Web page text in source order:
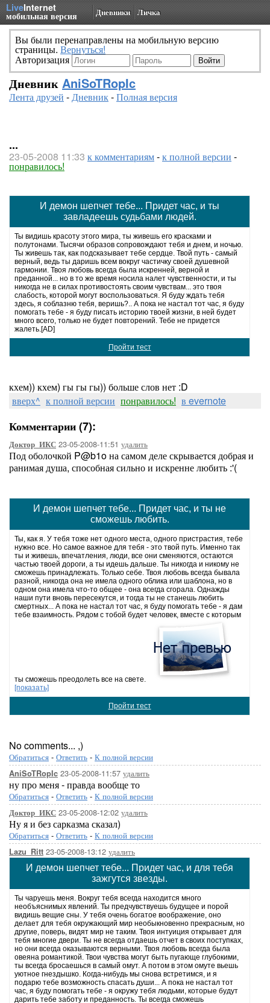
LiveInternet
мобильная версия Дневники Личка
Вы были перенаправлены на мобильную версию
страницы. Вернуться!
Авторизация
Дневник AniSoTRopIc
Лента друзей -Дневник-Полная версия
...
23-05-2008 11:33 к комментариям-к полной версии -
понравилось!
И демон шепчет тебе... Придет час, и ты
завладеешь судьбами людей.
Ты видишь красоту этого мира, ты живешь его красками и
полутонами. Тысячи образов сопровождают тебя и днем, и ночью.
Ты живешь так, как подсказывает тебе сердце. Твой путь - самый
верный, ведь ты даришь всем вокруг частичку своей душевной
гармонии. Твоя любовь всегда была искренней, верной и
преданной... но в то же время носила налет чувственности, и ты
никогда не в силах противостоять своим чувствам... это твоя
слабость, которой могут воспользоваться. Я буду ждать тебя
здесь, я соблазню тебя, веришь?.. А пока не настал тот час, я буду
помогать тебе - я буду писать историю твоей жизни, в ней будет
много всего, только не будет повторений. Тебе не придется
жалеть.[AD]
Пройти тест
кхем)) кхем) гы гы гы)) больше слов нет :D
вверх^ к полной версии понравилось! в evernote
Комментарии (7):
Доктор_ИКС 23-05-2008-11:51 удалить
Под оболочкой P@b1o на самом деле скрывается добрая и
ранимая душа, способная сильно и искренне любить :'(
И демон шепчет тебе... Придет час, и ты не
сможешь любить.
Ты, как я. У тебя тоже нет одного места, одного пристрастия, тебе
нужно все. Но самое важное для тебя - это твой путь. Именно так
ты и живешь, впечатления, люди, все они сменяются, остаются
частью твоей дороги, а ты идешь дальше. Ты никогда и никому не
сможешь принадлежать. Только себе. Твоя любовь всегда бывала
разной, никогда она не имела одного облика или шаблона, но в
одном она имела что-то общее - она всегда сгорала. Однажды
наши пути вновь пересекутся, и тогда ты не станешь любить
смертных... А пока не настал тот час, я буду помогать тебе - я дам
тебе взаимность. Рядом с тобой будет человек, вместе с которым
ты сможешь преодолеть все на свете.
[показать]
Пройти тест
No comments... ,)
Обратиться - Ответить - К полной версии
AniSoTRopIc 23-05-2008-11:57 удалить
ну про меня - правда вообще то
Обратиться - Ответить - К полной версии
Доктор_ИКС 23-05-2008-12:02 удалить
Ну я и без сарказма сказал)
Обратиться - Ответить - К полной версии
Lazu_Ritt 23-05-2008-13:12 удалить
И демон шепчет тебе... Придет час, и для тебя
зажгутся звезды.
Ты чаруешь меня. Вокруг тебя всегда находится много
необъяснимых явлений. Ты предчувствуешь будущее и порой
видишь вещие сны. У тебя очень богатое воображение, оно
делает для тебя окружающий мир необыкновенно прекрасным, но
другие, поверь, видят мир не таким. Твоя интуиция открывает для
тебя многие двери. Ты не всегда отдаешь отчет в своих поступках,
но они всегда оказываются верными. Твоя любовь всегда была
овеяна романтикой. Твои чувства могут быть пугающе глубокими,
ты всегда бросаешься в самый омут. А потом в этом омуте вьешь
уютное гнездышко. Когда-нибудь мы снова встретимся, и я
подарю тебе возможность спасать души... А пока не настал тот
час, я буду помогать тебе - я окружу тебя людьми, которые будут
дарить тебе заботу и преданность. Ты всегда сможешь